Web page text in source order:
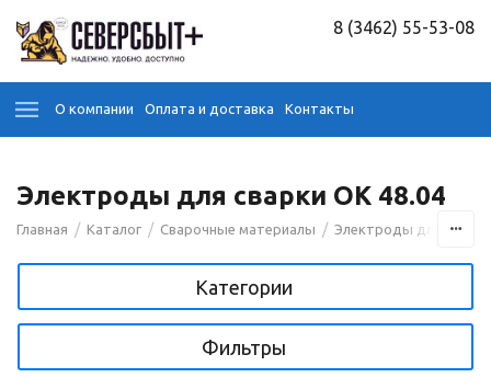
8 (3462) 55-53-08
О компании Оплата и доставка Контакты
Электроды для сварки OK 48.04
Главная / Каталог / Сварочные материалы / Электроды для сварки
Категории
Фильтры